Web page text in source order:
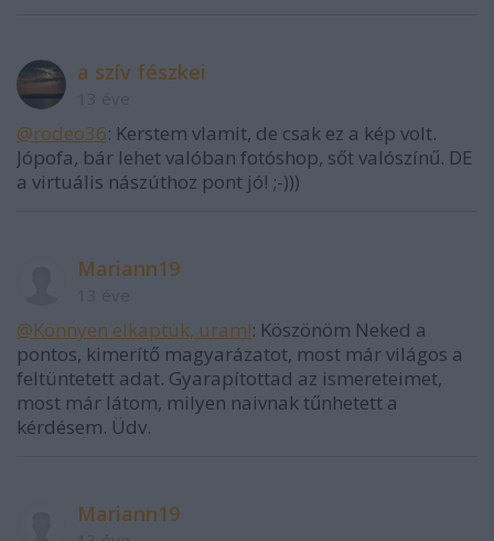
a szív fészkei
@rodeo36: Kerstem vlamit, de csak ez a kép volt.
Jópofa, bár lehet valóban fotóshop, sőt valószínű. DE
a virtuális nászúthoz pont jó! ;-)))
Mariann19
@Könnyen elkaptuk, uram!: Köszönöm Neked a
pontos, kimerítő magyarázatot, most már világos a
feltüntetett adat. Gyarapítottad az ismereteimet,
most már látom, milyen naivnak tűnhetett a
kérdésem. Üdv.
Mariann19